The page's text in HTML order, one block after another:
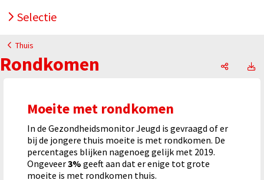
Selectie
Thuis
Rondkomen
Moeite met rondkomen
In de Gezondheidsmonitor Jeugd is gevraagd of er
bij de jongere thuis moeite is met rondkomen. De
percentages blijken nagenoeg gelijk met 2019.
Ongeveer3% geeft aan dat er enige tot grote
moeite is met rondkomen thuis.